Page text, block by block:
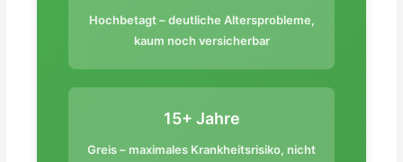
Hochbetagt – deutliche Altersprobleme,
kaum noch versicherbar
15+ Jahre
Greis – maximales Krankheitsrisiko, nicht